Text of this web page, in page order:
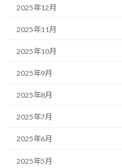
2025年12月
2025年11月
2025年10月
2025年9月
2025年8月
2025年7月
2025年6月
2025年5月